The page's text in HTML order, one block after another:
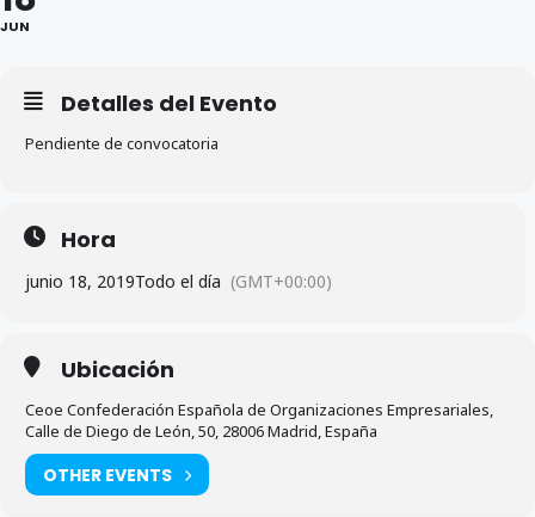
JUN
Detalles del Evento
Pendiente de convocatoria
Hora
junio 18, 2019Todo el día (GMT+00:00)
Ubicación
Ceoe Confederación Española de Organizaciones Empresariales,
Calle de Diego de León, 50, 28006 Madrid, España
OTHER EVENTS